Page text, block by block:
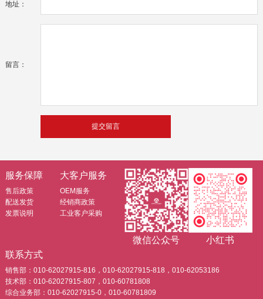
地址：
留言：
服务保障
售后政策
配送发货
发票说明
大客户服务
OEM服务
经销商政策
工业客户采购
微信公众号
小红书
联系方式
销售部：010-62027915-816，010-62027915-818，010-62053186
技术部：010-62027915-807，010-60781808
综合业务部：010-62027915-0，010-60781809